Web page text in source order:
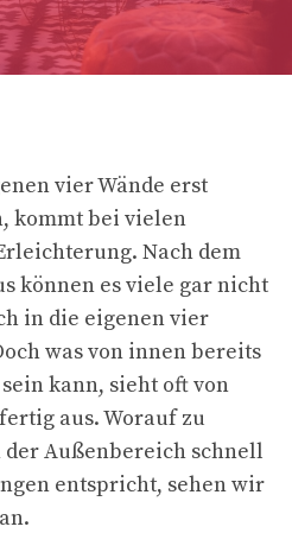
vier Wände erst
kommt bei vielen
Nach dem
können es viele gar nicht
in die eigenen vier
was von innen bereits
kann, sieht oft von
aus. Worauf zu
Außenbereich schnell
entspricht, sehen wir